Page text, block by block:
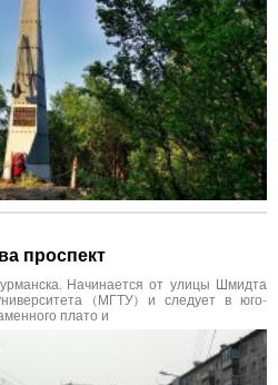
проспект
Начинается от улицы Шмидта
(МГТУ) и следует в юго-
плато и